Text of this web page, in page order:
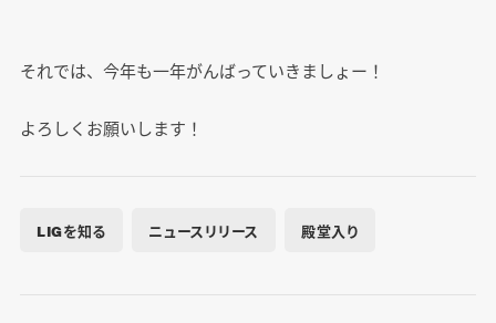
それでは、今年も一年がんばっていきましょー！
よろしくお願いします！
LIGを知る ニュースリリース 殿堂入り